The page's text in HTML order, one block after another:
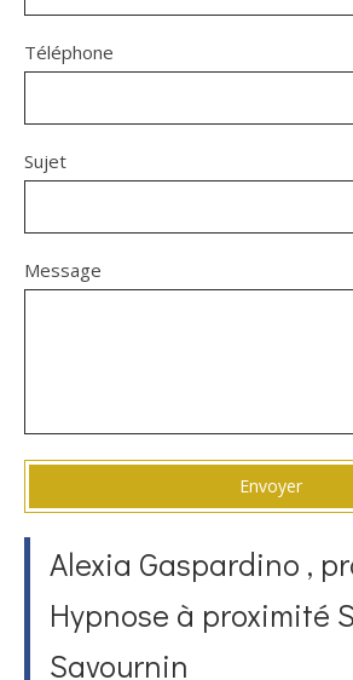
Téléphone
Sujet
Message
Envoyer
Alexia Gaspardino ,
Hypnose à proximité
Savournin